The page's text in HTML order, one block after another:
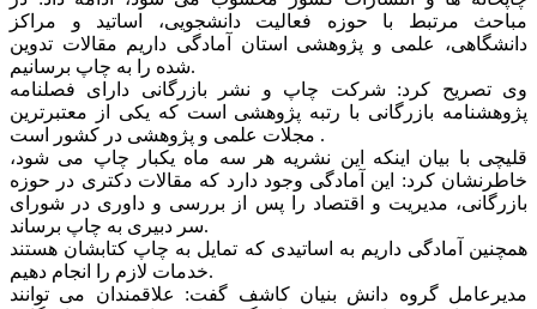
مباحث مرتبط با حوزه فعالیت دانشجویی، اساتید و مراکز
دانشگاهی، علمی و پژوهشی استان آمادگی داریم مقالات تدوین
شده را به چاپ برسانیم.
وی تصریح کرد: شرکت چاپ و نشر بازرگانی دارای فصلنامه
پژوهشنامه بازرگانی با رتبه پژوهشی است که یکی از معتبرترین
مجلات علمی و پژوهشی در کشور است .
قلیچی با بیان اینکه این نشریه هر سه ماه یکبار چاپ می شود،
خاطرنشان کرد: این آمادگی وجود دارد که مقالات دکتری در حوزه
بازرگانی، مدیریت و اقتصاد را پس از بررسی و داوری در شورای
سر دبیری به چاپ برساند.
همچنین آمادگی داریم به اساتیدی که تمایل به چاپ کتابشان هستند
خدمات لازم را انجام دهیم.
مدیرعامل گروه دانش بنیان کاشف گفت: علاقمندان می توانند